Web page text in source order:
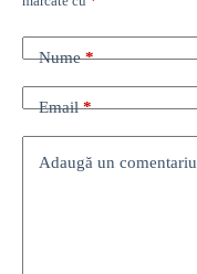
Nume*
Email*
Adaugă un comentariu